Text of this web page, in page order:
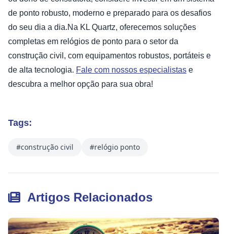
de ponto robusto, moderno e preparado para os desafios
do seu dia a dia.Na KL Quartz, oferecemos soluções
completas em relógios de ponto para o setor da
construção civil, com equipamentos robustos, portáteis e
de alta tecnologia. Fale com nossos especialistas e
descubra a melhor opção para sua obra!
Tags:
#construção civil #relógio ponto
Artigos Relacionados